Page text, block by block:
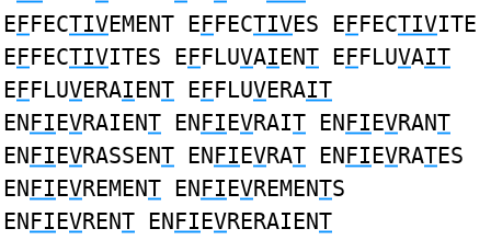
EFFECTIVEMENT EFFECTIVES EFFECTIVITE
EFFECTIVITES EFFLUVAIENT EFFLUVAIT
EFFLUVERAIENT EFFLUVERAIT
ENFIEVRAIENT ENFIEVRAIT ENFIEVRANT
ENFIEVRASSENT ENFIEVRAT ENFIEVRATES
ENFIEVREMENT ENFIEVREMENTS
ENFIEVRENT ENFIEVRERAIENT